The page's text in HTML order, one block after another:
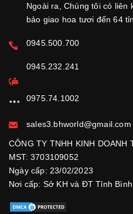
Ngoài ra, Chúng tôi có liên
bảo giao hoa tươi đến 64
0945.500.700
0945.232.241
0975.74.1002
sales3.bhworld@gmail.com
CÔNG TY TNHH KINH DOANH
MST: 3703109052
Ngày cấp: 23/02/2023
Nơi cấp: Sở KH và ĐT Tỉnh